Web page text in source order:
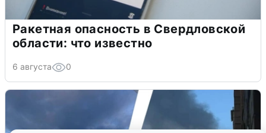
Ракетная опасность в Свердловской
области: что известно
6 августа 0